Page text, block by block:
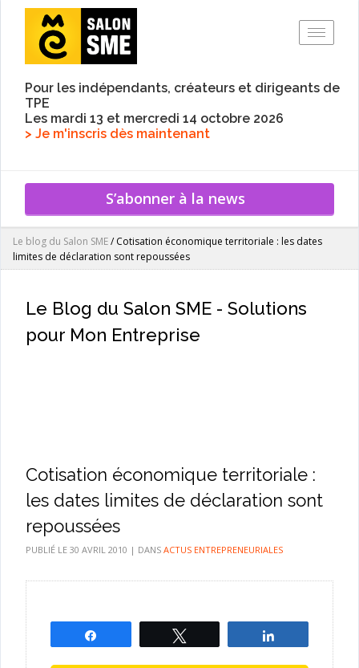
Pour les indépendants, créateurs et dirigeants de
TPE
Les mardi 13 et mercredi 14 octobre 2026
> Je m'inscris dès maintenant
S’abonner à la news
Le blog du Salon SME/Cotisation économique territoriale : les dates
limites de déclaration sont repoussées
Le Blog du Salon SME - Solutions
pour Mon Entreprise
Cotisation économique territoriale :
les dates limites de déclaration sont
repoussées
PUBLIÉ LE 30 AVRIL 2010 | DANS ACTUS ENTREPRENEURIALES